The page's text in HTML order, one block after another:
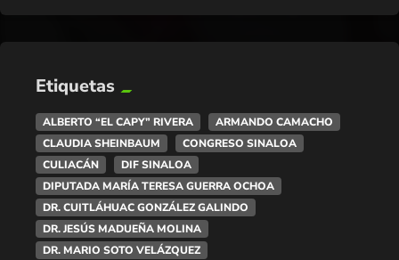
Etiquetas
ALBERTO “EL CAPY” RIVERA
ARMANDO CAMACHO
CLAUDIA SHEINBAUM
CONGRESO SINALOA
CULIACÁN
DIF SINALOA
DIPUTADA MARÍA TERESA GUERRA OCHOA
DR. CUITLÁHUAC GONZÁLEZ GALINDO
DR. JESÚS MADUEÑA MOLINA
DR. MARIO SOTO VELÁZQUEZ